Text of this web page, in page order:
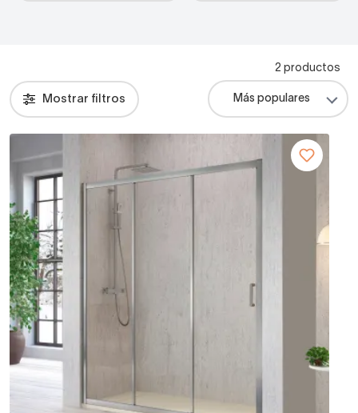
Mostrar filtros
2 productos